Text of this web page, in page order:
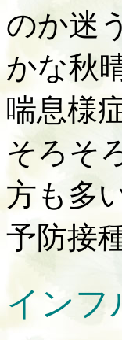
のか迷
かな秋
喘息様
そろそ
方も多
予防接
インフ